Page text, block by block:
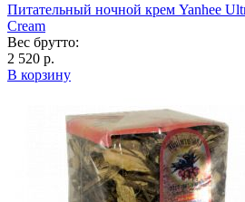
Питательный ночной крем Yanhee
Cream
Вес брутто:
2 520 р.
В корзину